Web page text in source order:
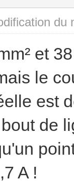
du
et
le
est
de
A !